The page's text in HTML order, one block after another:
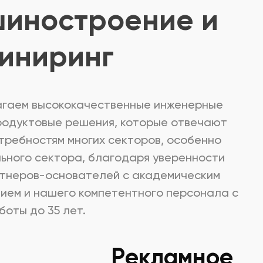
и
высококачественные инженерные
решения, которые отвечают
многих секторов, особенно
сектора, благодаря уверенности
основателей с академическим
и нашего компетентного персонала с
до 35 лет.
Pекламное